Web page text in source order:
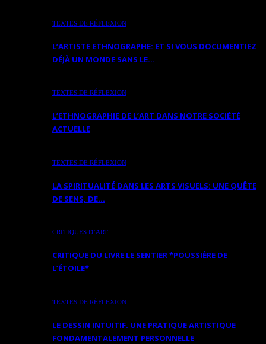
TEXTES DE RÉFLEXION
L’ARTISTE ETHNOGRAPHE: ET SI VOUS DOCUMENTIEZ
DÉJÀ UN MONDE SANS LE…
TEXTES DE RÉFLEXION
L’ETHNOGRAPHIE DE L’ART DANS NOTRE SOCIÉTÉ
ACTUELLE
TEXTES DE RÉFLEXION
LA SPIRITUALITÉ DANS LES ARTS VISUELS: UNE QUÊTE
DE SENS, DE…
CRITIQUES D’ART
CRITIQUE DU LIVRE LE SENTIER *POUSSIÈRE DE
L’ÉTOILE*
TEXTES DE RÉFLEXION
LE DESSIN INTUITIF. UNE PRATIQUE ARTISTIQUE
FONDAMENTALEMENT PERSONNELLE